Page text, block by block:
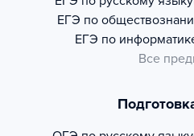
ЕГЭ по
ЕГЭ по
Все